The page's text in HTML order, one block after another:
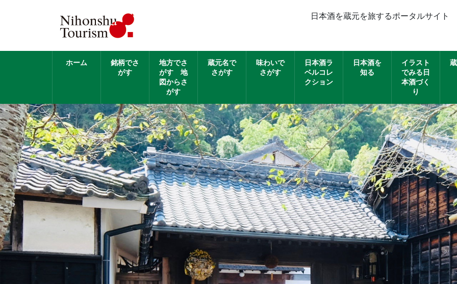
日本酒を蔵元を旅するポータルサイト
ホーム
銘柄でさ
がす
地方でさ
がす 地
図からさ
がす
蔵元名で
さがす
味わいで
さがす
日本酒ラ
ベルコレ
クション
日本酒を
知る
イラスト
でみる日
本酒づく
り